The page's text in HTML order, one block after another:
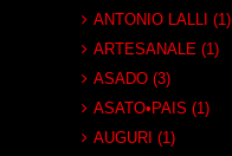
ANTONIO LALLI (1)
ARTESANALE (1)
ASADO (3)
ASATO•PAIS (1)
AUGURI (1)